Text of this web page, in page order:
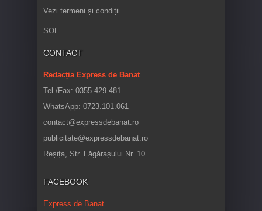
Vezi termeni și condiții
SOL
CONTACT
Redacția Express de Banat
Tel./Fax: 0355.429.481
WhatsApp: 0723.101.061
contact@expressdebanat.ro
publicitate@expressdebanat.ro
Reșița, Str. Făgărașului Nr. 10
FACEBOOK
Express de Banat